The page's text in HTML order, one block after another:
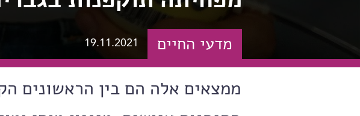
מדעי החיים 19.11.2021
ממצאים אלה הם בין הראשונים